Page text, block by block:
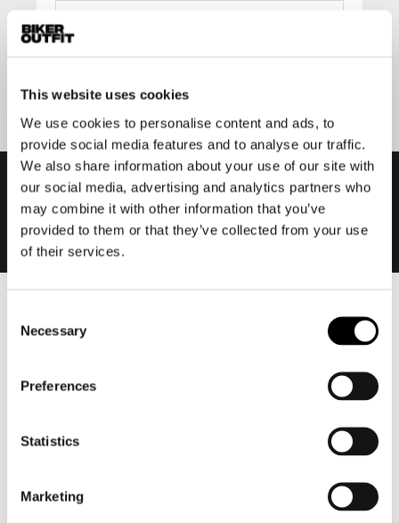
This website uses cookies
We use cookies to personalise content and ads, to
provide social media features and to analyse our traffic.
We also share information about your use of our site with
our social media, advertising and analytics partners who
may combine it with other information that you’ve
provided to them or that they’ve collected from your use
of their services.
Selection
Necessary
Preferences
Statistics
Marketing
Motorkleding heren
Motorbroek heren
Motorjeans heren